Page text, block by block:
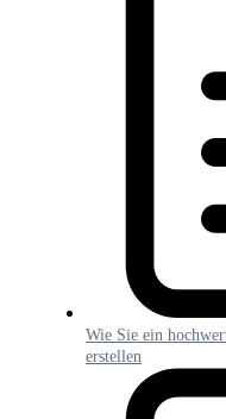
Wie Sie ein
erstellen